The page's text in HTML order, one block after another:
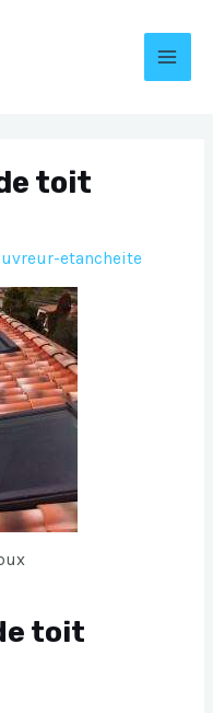
toit
etancheite
toit